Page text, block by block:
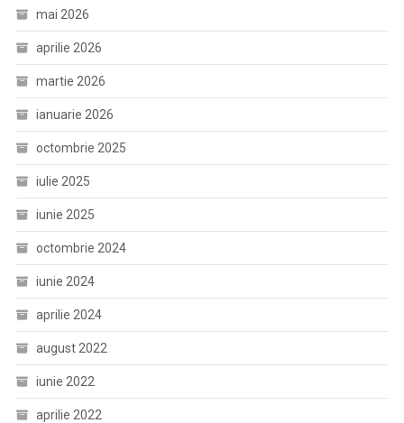
mai 2026
aprilie 2026
martie 2026
ianuarie 2026
octombrie 2025
iulie 2025
iunie 2025
octombrie 2024
iunie 2024
aprilie 2024
august 2022
iunie 2022
aprilie 2022